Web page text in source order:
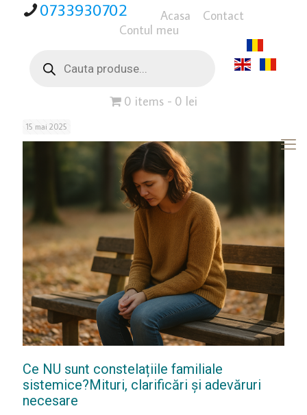
0733930702 Acasa
Contact
Contul meu
search
0 items 0 lei
15 mai 2025
Ce NU sunt constelațiile familiale
sistemice?Mituri, clarificări și adevăruri
necesare